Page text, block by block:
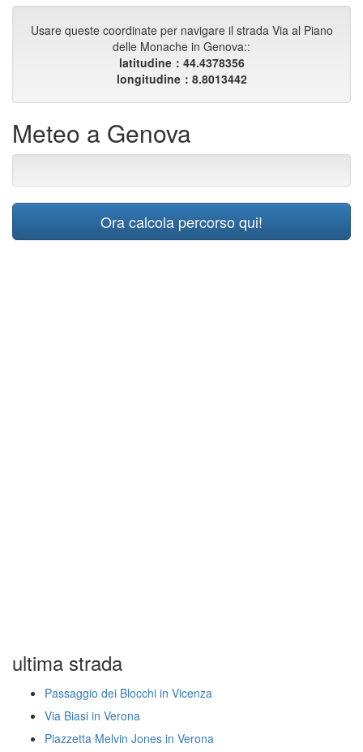
Usare queste coordinate per navigare il strada Via al Piano
delle Monache in Genova::
latitudine：44.4378356
longitudine：8.8013442
Meteo a Genova
Ora calcola percorso qui!
ultima strada
Passaggio dei Blocchi in Vicenza
Via Biasi in Verona
Piazzetta Melvin Jones in Verona